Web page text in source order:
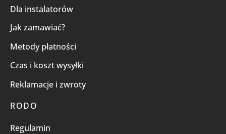
Dla instalatorów
Jak zamawiać?
Metody płatności
Czas i koszt wysyłki
Reklamacje i zwroty
RODO
Regulamin